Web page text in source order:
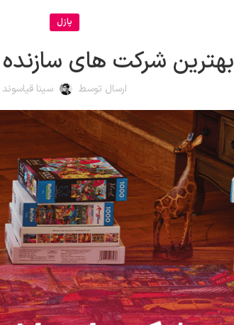
پازل
بهترین شرکت های سازنده
ارسال توسط سینا قیاسوند